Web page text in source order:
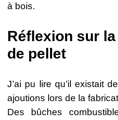
à bois.
Réflexion sur
de pellet
J’ai pu lire qu’il existait
ajoutions lors de la
Des bûches